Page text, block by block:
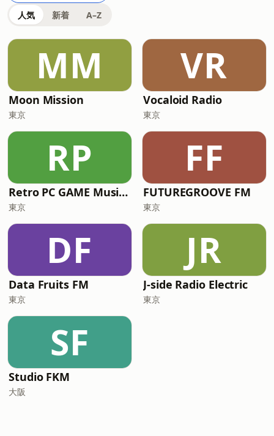
人気 新着 A–Z
MM
Moon Mission
東京
VR
Vocaloid Radio
東京
RP
Retro PC GAME Music Radio
東京
FF
FUTUREGROOVE FM
東京
DF
Data Fruits FM
東京
JR
J-side Radio Electric
東京
SF
Studio FKM
大阪